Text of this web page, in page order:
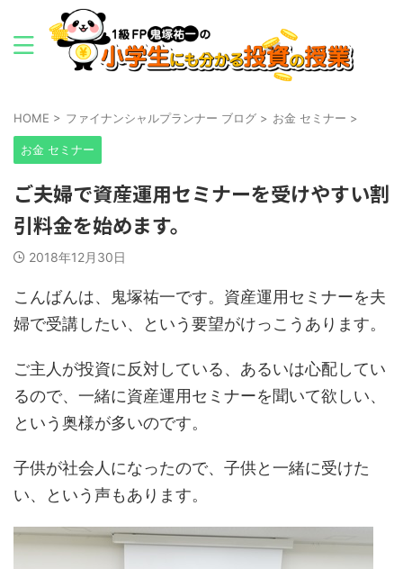
HOME > ファイナンシャルプランナー ブログ > お金 セミナー >
お金 セミナー
ご夫婦で資産運用セミナーを受けやすい割
引料金を始めます。
2018年12月30日
こんばんは、鬼塚祐一です。資産運用セミナーを夫
婦で受講したい、という要望がけっこうあります。
ご主人が投資に反対している、あるいは心配してい
るので、一緒に資産運用セミナーを聞いて欲しい、
という奥様が多いのです。
子供が社会人になったので、子供と一緒に受けた
い、という声もあります。